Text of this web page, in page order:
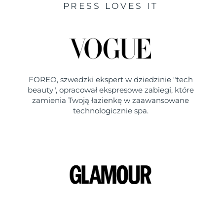
PRESS LOVES IT
FOREO, szwedzki ekspert w dziedzinie "tech
beauty", opracował ekspresowe zabiegi, które
zamienia Twoją łazienkę w zaawansowane
technologicznie spa.